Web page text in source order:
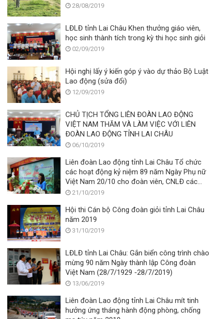
28/08/2019
LĐLĐ tỉnh Lai Châu Khen thưởng giáo viên,
học sinh thành tích trong kỳ thi học sinh giỏi
02/09/2019
Hội nghị lấy ý kiến góp ý vào dự thảo Bộ Luật
Lao động (sửa đổi)
12/09/2019
CHỦ TỊCH TỔNG LIÊN ĐOÀN LAO ĐỘNG
VIỆT NAM THĂM VÀ LÀM VIỆC VỚI LIÊN
ĐOÀN LAO ĐỘNG TỈNH LAI CHÂU
06/10/2019
Liên đoàn Lao động tỉnh Lai Châu Tổ chức
các hoạt động kỷ niệm 89 năm Ngày Phụ nữ
Việt Nam 20/10 cho đoàn viên, CNLĐ các
doanh nghiệp trên địa bàn Thành phố
21/10/2019
Hội thi Cán bộ Công đoàn giỏi tỉnh Lai Châu
năm 2019
31/10/2019
LĐLĐ tỉnh Lai Châu: Gắn biển công trình chào
mừng 90 năm Ngày thành lập Công đoàn
Việt Nam (28/7/1929 -28/7/2019)
13/06/2019
Liên đoàn Lao động tỉnh Lai Châu mít tinh
hưởng ứng tháng hành động phòng, chống